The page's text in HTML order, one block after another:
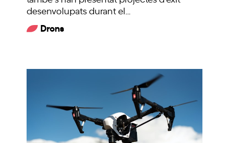
desenvolupats durant el…
Drons